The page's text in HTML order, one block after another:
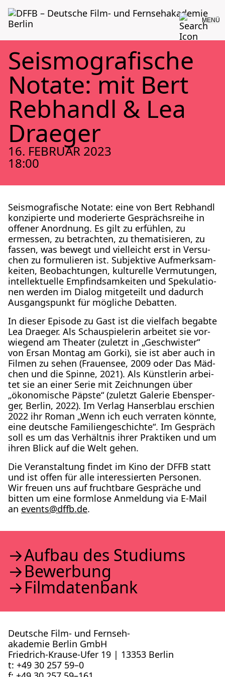
MENÜ
Seis­mo­gra­fi­sche
Nota­te: mit Bert
Reb­handl & Lea
Drae­ger
16. FEBRUAR 2023
18:00
Seis­mo­gra­fi­sche Nota­te: eine von Bert Reb­handl
kon­zi­pier­te und mode­rier­te Gesprächs­rei­he in
offe­ner Anord­nung. Es gilt zu erfüh­len, zu
ermes­sen, zu betrach­ten, zu the­ma­ti­sie­ren, zu
fas­sen, was bewegt und viel­leicht erst in Ver­su­
chen zu for­mu­lie­ren ist. Sub­jek­ti­ve Auf­merk­sam­
kei­ten, Beob­ach­tun­gen, kul­tu­rel­le Ver­mu­tun­gen,
intel­lek­tu­el­le Emp­find­sam­kei­ten und Spe­ku­la­tio­
nen wer­den im Dia­log mit­ge­teilt und dadurch
Aus­gangs­punkt für mög­li­che Debat­ten.
In die­ser Epi­so­de zu Gast ist die viel­fach begab­te
Lea Drae­ger. Als Schau­spie­le­rin arbei­tet sie vor­
wie­gend am Thea­ter (zuletzt in „Geschwis­ter“
von Ersan Mon­tag am Gor­ki), sie ist aber auch in
Fil­men zu sehen (Frau­en­see, 2009 oder Das Mäd­
chen und die Spin­ne, 2021). Als Künst­le­rin arbei­
tet sie an einer Serie mit Zeich­nun­gen über
„öko­no­mi­sche Päps­te“ (zuletzt Gale­rie Eben­sper­
ger, Ber­lin, 2022). Im Ver­lag Han­ser­blau erschien
2022 ihr Roman „Wenn ich euch ver­ra­ten könn­te,
eine deut­sche Fami­li­en­ge­schich­te“. Im Gespräch
soll es um das Ver­hält­nis ihrer Prak­ti­ken und um
ihren Blick auf die Welt gehen.
Die Ver­an­stal­tung fin­det im Kino der DFFB statt
und ist offen für alle inter­es­sier­ten Per­so­nen.
Wir freu­en uns auf frucht­ba­re Gesprä­che und
bit­ten um eine form­lo­se Anmel­dung via E‑Mail
an events@​dffb.​de.
Auf­bau des Stu­di­ums
Bewer­bung
Film­da­ten­bank
Deutsche Film- und Fernseh­
akademie Berlin GmbH
Friedrich-Krause-Ufer 19 | 13353 Berlin
t: +49 30 257 59–0